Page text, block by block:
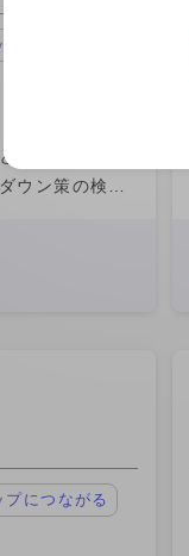
につながる
販売に従事
ウン策の検討
従業員として
につながる